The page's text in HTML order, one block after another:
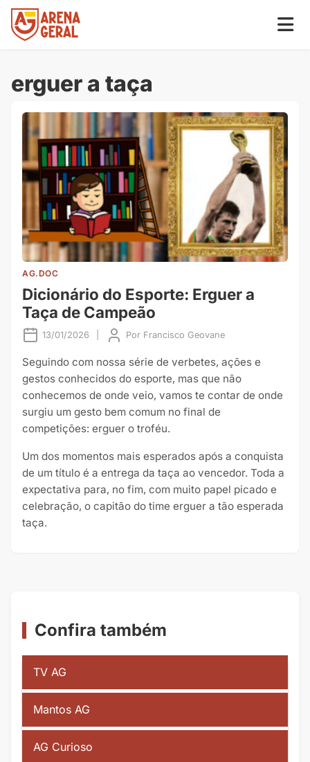
erguer a taça
AG.DOC
Dicionário do Esporte: Erguer a
Taça de Campeão
13/01/2026 Por Francisco Geovane
Seguindo com nossa série de verbetes, ações e
gestos conhecidos do esporte, mas que não
conhecemos de onde veio, vamos te contar de onde
surgiu um gesto bem comum no final de
competições: erguer o troféu.
Um dos momentos mais esperados após a conquista
de um título é a entrega da taça ao vencedor. Toda a
expectativa para, no fim, com muito papel picado e
celebração, o capitão do time erguer a tão esperada
taça.
Confira também
TV AG
Mantos AG
AG Curioso